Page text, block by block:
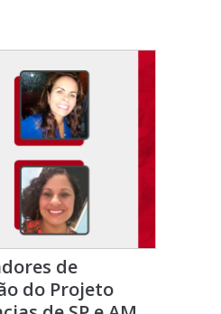
de
do Projeto